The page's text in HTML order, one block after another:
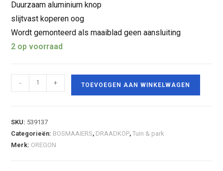
Duurzaam aluminium knop
slijtvast koperen oog
Wordt gemonteerd als maaiblad geen aansluiting
2 op voorraad
- + TOEVOEGEN AAN WINKELWAGEN
SKU: 539137
Categorieën: BOSMAAIERS, DRAADKOP,Tuin & park
Merk: OREGON